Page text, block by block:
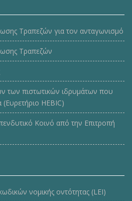
Τραπεζών για τον ανταγωνισμό
Τραπεζών
των πιστωτικών ιδρυμάτων που
HEBIC)
Κοινό από την Επιτροπή
νομικής οντότητας (LEI)